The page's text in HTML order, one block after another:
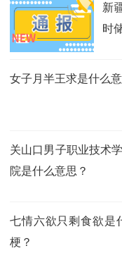
新
时
女子月半王求是什么
关山口男子职业技术
院是什么意思？
七情六欲只剩食欲是
梗？